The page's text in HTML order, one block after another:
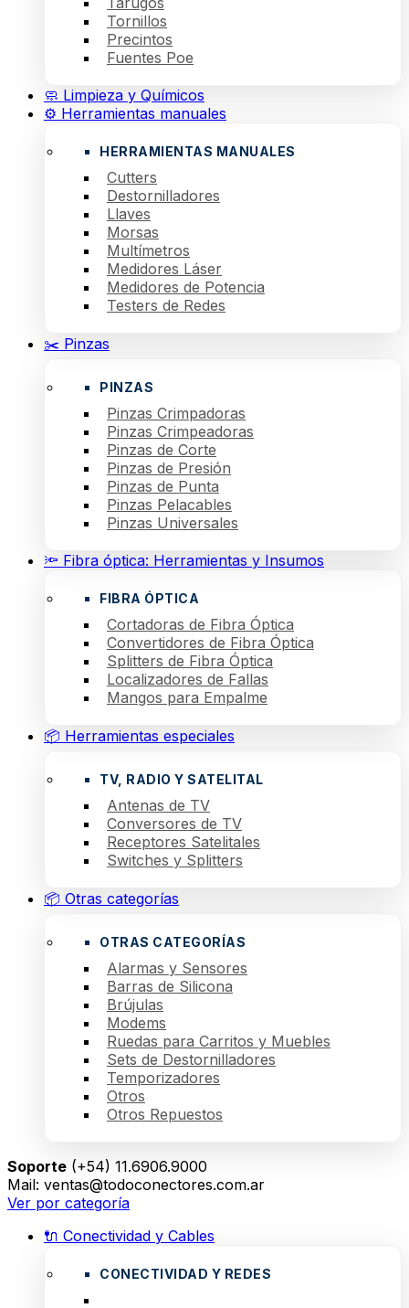
Tornillos
Precintos
Fuentes Poe
🧼 Limpieza y Químicos
⚙️ Herramientas manuales
HERRAMIENTAS MANUALES
Cutters
Destornilladores
Llaves
Morsas
Multímetros
Medidores Láser
Medidores de Potencia
Testers de Redes
✂️ Pinzas
PINZAS
Pinzas Crimpadoras
Pinzas Crimpeadoras
Pinzas de Corte
Pinzas de Presión
Pinzas de Punta
Pinzas Pelacables
Pinzas Universales
🔦 Fibra óptica: Herramientas y Insumos
FIBRA ÓPTICA
Cortadoras de Fibra Óptica
Convertidores de Fibra Óptica
Splitters de Fibra Óptica
Localizadores de Fallas
Mangos para Empalme
📦 Herramientas especiales
TV, RADIO Y SATELITAL
Antenas de TV
Conversores de TV
Receptores Satelitales
Switches y Splitters
📦 Otras categorías
OTRAS CATEGORÍAS
Alarmas y Sensores
Barras de Silicona
Brújulas
Modems
Ruedas para Carritos y Muebles
Sets de Destornilladores
Temporizadores
Otros
Otros Repuestos
Soporte (+54) 11.6906.9000
Mail: ventas@todoconectores.com.ar
Ver por categoría
🔌 Conectividad y Cables
CONECTIVIDAD Y REDES